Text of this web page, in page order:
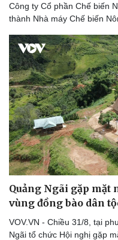
Công ty Cổ phần Chế biến
thành Nhà máy Chế biến
Quảng Ngãi gặp mặt
vùng đồng bào dân
VOV.VN - Chiều 31/8, tại
Ngãi tổ chức Hội nghị gặp